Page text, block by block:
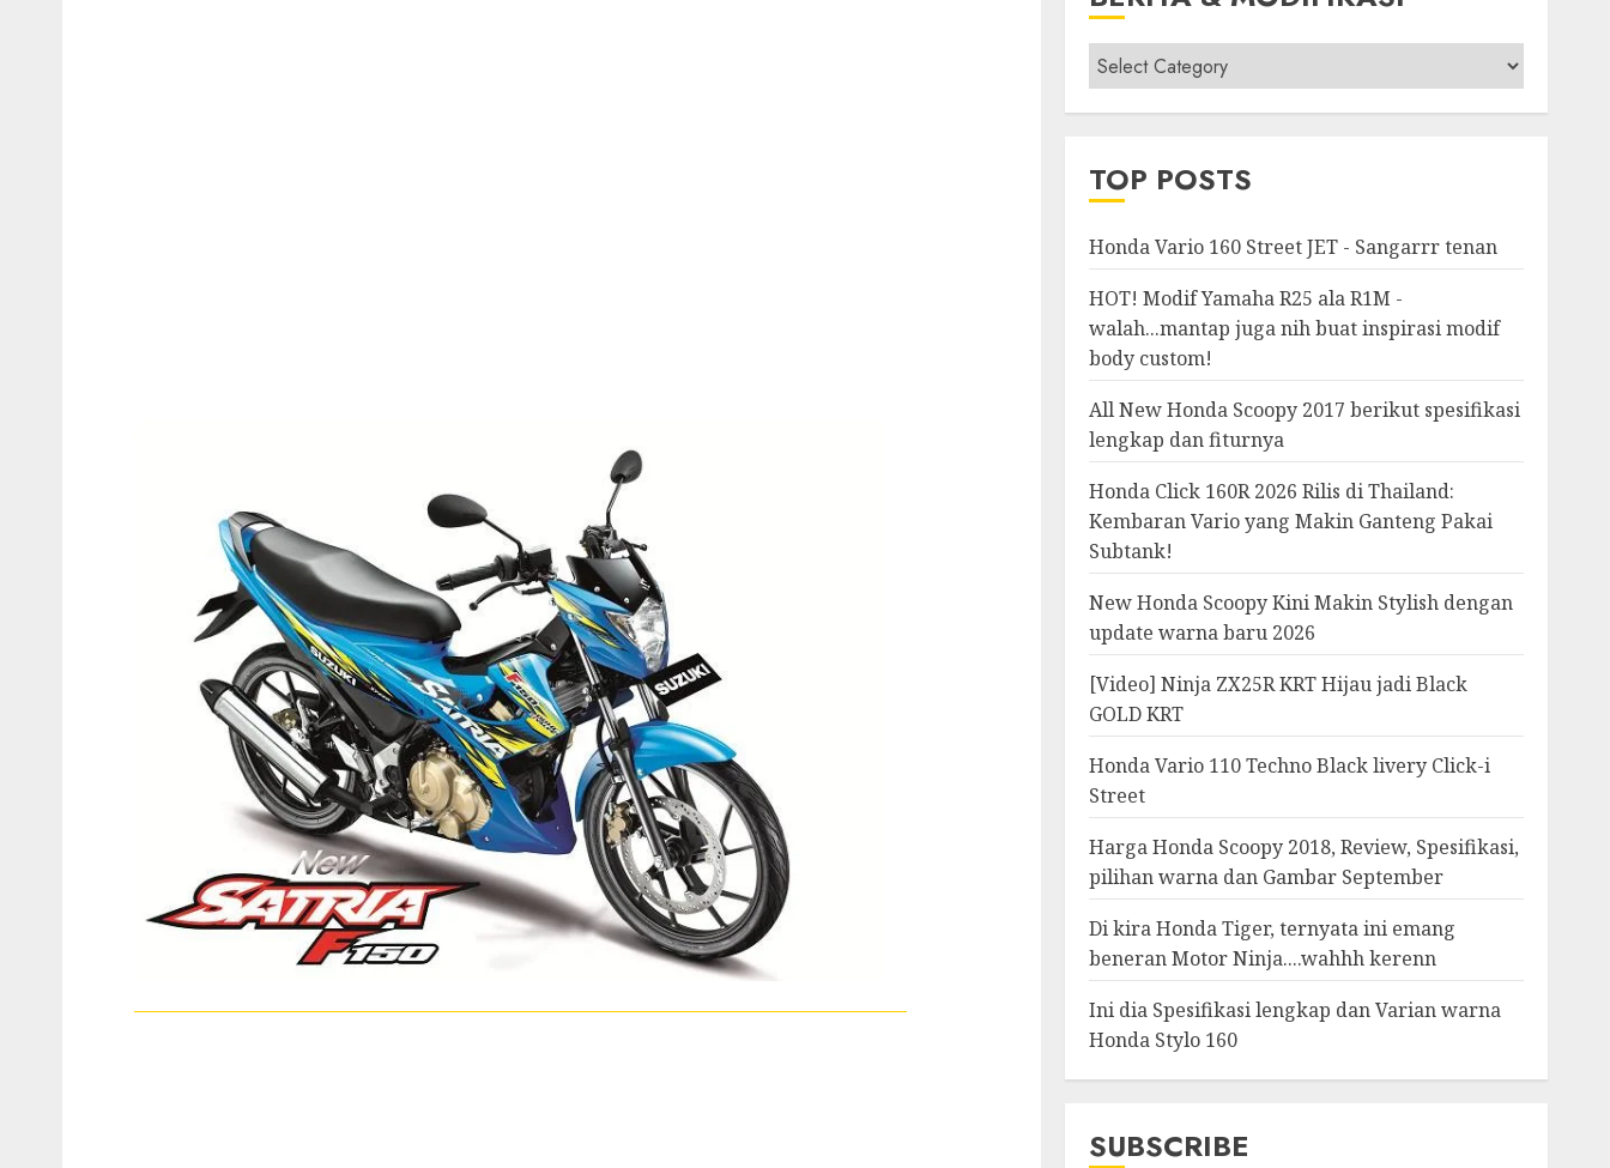
Berita
&
Modifikasi
TOP POSTS
Honda Vario 160 Street JET - Sangarrr tenan
HOT! Modif Yamaha R25 ala R1M -
walah...mantap juga nih buat inspirasi modif
body custom!
All New Honda Scoopy 2017 berikut spesifikasi
lengkap dan fiturnya
Honda Click 160R 2026 Rilis di Thailand:
Kembaran Vario yang Makin Ganteng Pakai
Subtank!
New Honda Scoopy Kini Makin Stylish dengan
update warna baru 2026
[Video] Ninja ZX25R KRT Hijau jadi Black
GOLD KRT
Honda Vario 110 Techno Black livery Click-i
Street
Harga Honda Scoopy 2018, Review, Spesifikasi,
pilihan warna dan Gambar September
Di kira Honda Tiger, ternyata ini emang
beneran Motor Ninja....wahhh kerenn
Ini dia Spesifikasi lengkap dan Varian warna
Honda Stylo 160
SUBSCRIBE